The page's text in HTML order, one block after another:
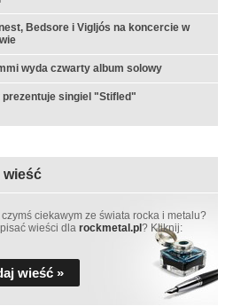
Bedsore i Vigljós na koncercie w
wyda czwarty album solowy
prezentuje singiel "Stifled"
wieść
ciekawym ze świata rocka i metalu?
wieści dla rockmetal.pl ? Kliknij:
wieść »